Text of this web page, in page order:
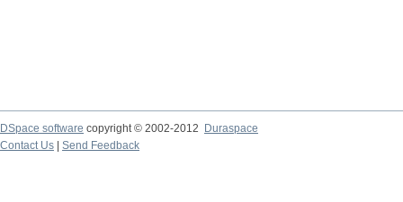
DSpace software copyright © 2002-2012
Duraspace
Contact Us
Send Feedback